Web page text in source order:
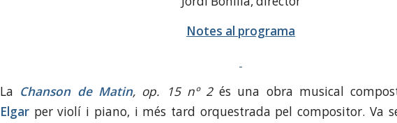
Notes al programa
La Chanson de Matin, op. 15 nº 2és una obra musical
Elgar per violí i piano, i més tard orquestrada pel compositor. Va